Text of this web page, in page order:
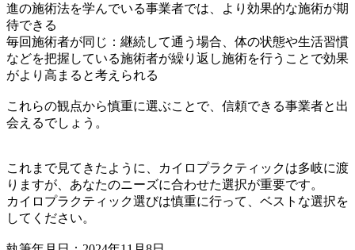
進の施術法を学んでいる事業者では、より効果的な施術が期
待できる
毎回施術者が同じ：継続して通う場合、体の状態や生活習慣
などを把握している施術者が繰り返し施術を行うことで効果
がより高まると考えられる
これらの観点から慎重に選ぶことで、信頼できる事業者と出
会えるでしょう。
これまで見てきたように、カイロプラクティックは多岐に渡
りますが、あなたのニーズに合わせた選択が重要です。
カイロプラクティック選びは慎重に行って、ベストな選択を
してください。